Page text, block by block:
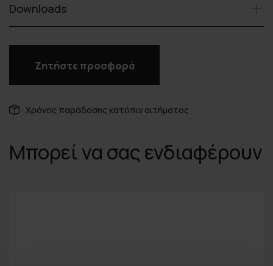
Downloads
Ζητήστε προσφορά
Χρόνος παράδοσης κατόπιν αιτήματος
Μπορεί να σας ενδιαφέρουν